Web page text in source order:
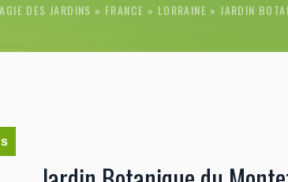
DES JARDINS FRANCE » LORRAINE » JARDIN